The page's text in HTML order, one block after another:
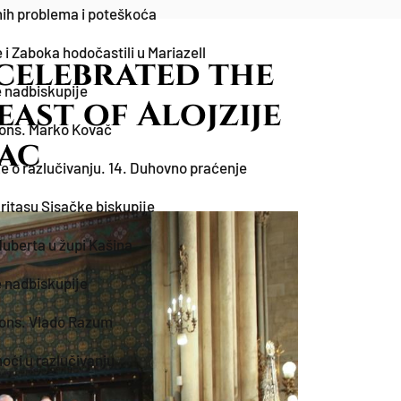
problema i poteškoća
Zaboka hodočastili u Mariazell
nadbiskupije
Marko Kovač
o razlučivanju. 14. Duhovno praćenje
Sisačke biskupije
u župi Kašina
nadbiskupije
Vlado Razum
u razlučivanju
the
of Alojzije